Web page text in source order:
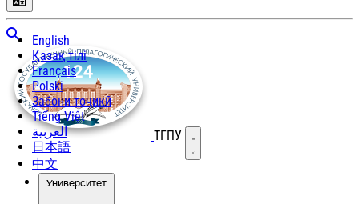
English
Қазақ тілі
Français
Polski
Забони тоҷикӣ
Tiếng Việt
العربية
日本語
中文
ТГПУ Открыть меню
Университет